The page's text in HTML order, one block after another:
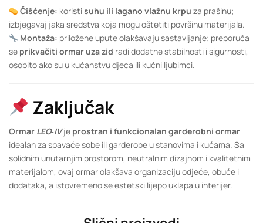
Čišćenje: koristi suhu ili lagano vlažnu krpu za prašinu;
izbjegavaj jaka sredstva koja mogu oštetiti površinu materijala.
Montaža: priložene upute olakšavaju sastavljanje; preporuča
se prikvačiti ormar uza zid radi dodatne stabilnosti i sigurnosti,
osobito ako su u kućanstvu djeca ili kućni ljubimci.
Zaključak
Ormar LEO‑IVje prostran i funkcionalan garderobni ormar
idealan za spavaće sobe ili garderobe u stanovima i kućama. Sa
solidnim unutarnjim prostorom, neutralnim dizajnom i kvalitetnim
materijalom, ovaj ormar olakšava organizaciju odjeće, obuće i
dodataka, a istovremeno se estetski lijepo uklapa u interijer.